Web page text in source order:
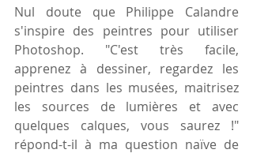
Nul doute que Philippe Calandre
s'inspire des peintres pour utiliser
Photoshop. "C'est très facile,
apprenez à dessiner, regardez les
peintres dans les musées, maitrisez
les sources de lumières et avec
quelques calques, vous saurez !"
répond-t-il à ma question naïve de